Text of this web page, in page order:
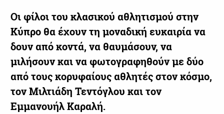
Οι φίλοι του κλασικού αθλητισμού στην
Κύπρο θα έχουν τη μοναδική ευκαιρία να
δουν από κοντά, να θαυμάσουν, να
μιλήσουν και να φωτογραφηθούν με δύο
από τους κορυφαίους αθλητές στον κόσμο,
τον Μιλτιάδη Τεντόγλου και τον
Εμμανουήλ Καραλή.